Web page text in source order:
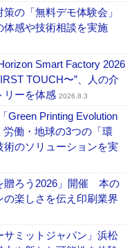
の「無料デモ体験会」
感や技術相談を実施
Smart Factory 2026
TOUCH〜”、人の介
リーを体感 2026.8.3
Printing Evolution
働・地球の3つの「環
のソリューションを実
贈ろう2026」開催 本の
楽しさを伝え印刷業界
ミットジャパン」浜松